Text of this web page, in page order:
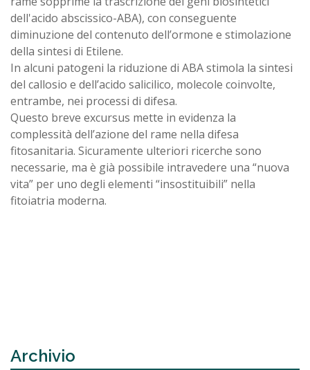
dell'acido abscissico-ABA), con conseguente
diminuzione del contenuto dell’ormone e stimolazione
della sintesi di Etilene.
In alcuni patogeni la riduzione di ABA stimola la sintesi
del callosio e dell’acido salicilico, molecole coinvolte,
entrambe, nei processi di difesa.
Questo breve excursus mette in evidenza la
complessità dell’azione del rame nella difesa
fitosanitaria. Sicuramente ulteriori ricerche sono
necessarie, ma è già possibile intravedere una “nuova
vita” per uno degli elementi “insostituibili” nella
fitoiatria moderna.
Archivio